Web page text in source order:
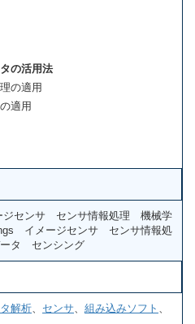
の活用法
の適用
適用
センサ センサ情報処理 機械学
イメージセンサ センサ情報処
タ センシング
解析 センサ 組み込みソフト